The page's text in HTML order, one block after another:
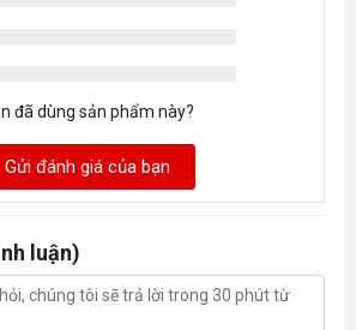
đã dùng sản phẩm này?
Gửi đánh giá của bạn
luận)